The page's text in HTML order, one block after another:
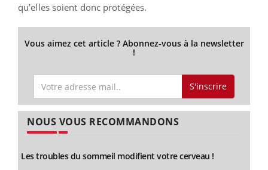
qu’elles soient donc protégées.
Vous aimez cet article ? Abonnez-vous à la newsletter
!
S'inscrire
NOUS VOUS RECOMMANDONS
Les troubles du sommeil modifient votre cerveau !